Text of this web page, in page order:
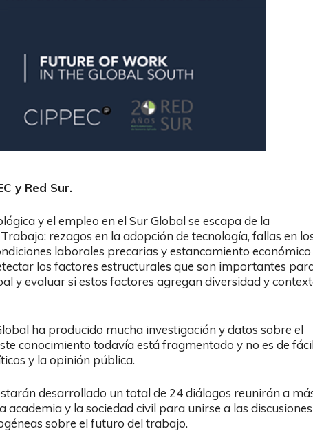
y Red Sur.
y el empleo en el Sur Global se escapa de la
rezagos en la adopción de tecnología, fallas en
laborales precarias y estancamiento económico
los factores estructurales que son importantes
y evaluar si estos factores agregan diversidad y
ha producido mucha investigación y datos sobre el
conocimiento todavía está fragmentado y no es de
y la opinión pública.
desarrollado un total de 24 diálogos reunirán a
academia y la sociedad civil para unirse a las
sobre el futuro del trabajo.